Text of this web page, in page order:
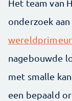
Het team van
onderzoek aan
wereldprimeur
nagebouwde
met smalle
een bepaald